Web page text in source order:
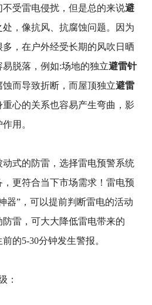
不受雷电侵扰，但是总的来说避
，像抗风、抗腐蚀问题。因为
，在户外经受长期的风吹日晒
脱落，例如:场地的独立避雷针
而导致折断，而屋顶独立避雷
心的关系也容易产生弯曲，影
用。
动式的防雷，选择雷电预警系统
更符合当下市场需求！雷电预
器”，可以提前判断雷电的活动
雷，可大大降低雷电带来的
的5-30分钟发生警报。
：